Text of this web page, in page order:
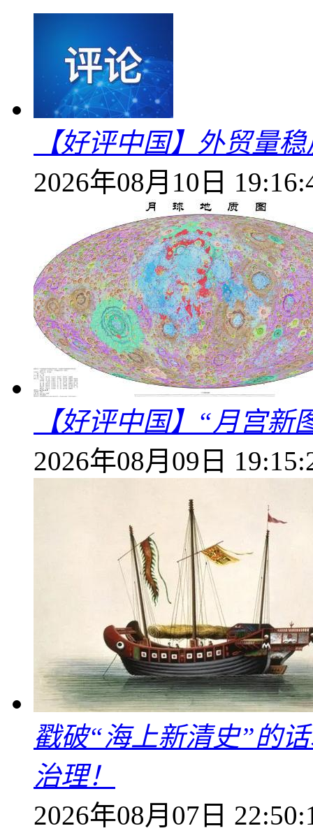
【好评中国】外贸量
2026年08月10日
【好评中国】“月宫
2026年08月09日
戳破“海上新清史”的
治理！
2026年08月07日